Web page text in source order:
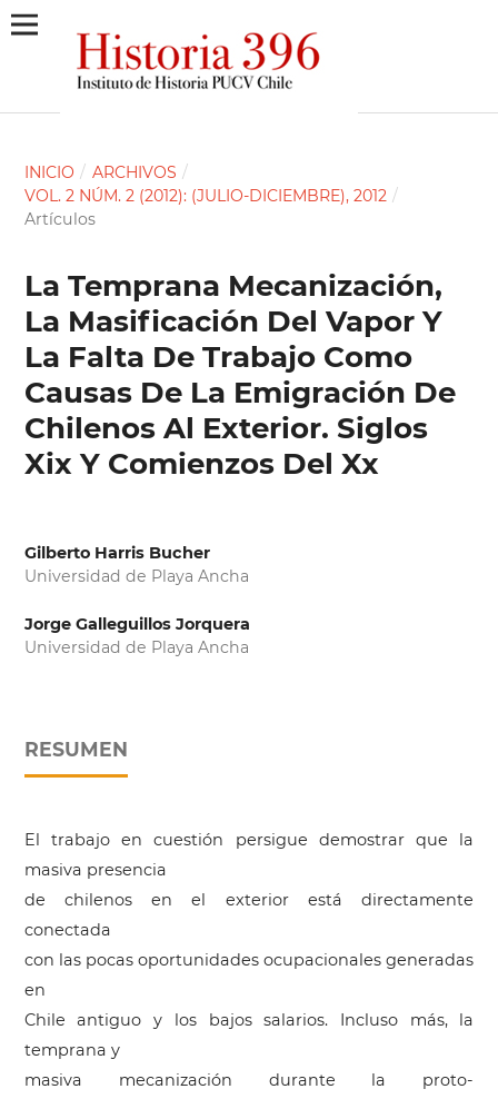
INICIO / ARCHIVOS /
VOL. 2 NÚM. 2 (2012): (JULIO-DICIEMBRE), 2012 /
Artículos
La Temprana Mecanización,
La Masificación Del Vapor Y
La Falta De Trabajo Como
Causas De La Emigración De
Chilenos Al Exterior. Siglos
Xix Y Comienzos Del Xx
Gilberto Harris Bucher
Universidad de Playa Ancha
Jorge Galleguillos Jorquera
Universidad de Playa Ancha
RESUMEN
El trabajo en cuestión persigue demostrar que la
masiva presencia
de chilenos en el exterior está directamente
conectada
con las pocas oportunidades ocupacionales generadas
en
Chile antiguo y los bajos salarios. Incluso más, la
temprana y
masiva mecanización durante la proto-